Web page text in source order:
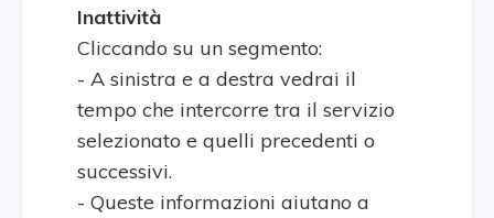
Inattività
Cliccando su un segmento:
- A sinistra e a destra vedrai il
tempo che intercorre tra il servizio
selezionato e quelli precedenti o
successivi.
- Queste informazioni aiutano a